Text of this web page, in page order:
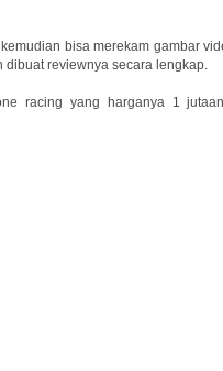
bisa merekam gambar
dibuat reviewnya secara lengkap.
racing yang harganya 1